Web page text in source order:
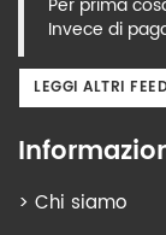
Invece di
LEGGI ALTRI
> Chi siamo